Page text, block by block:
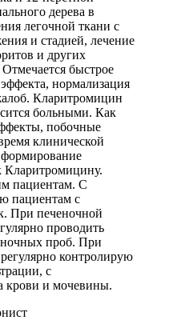
дерева в
легочной ткани с
и стадией, лечение
и других
быстрое
нормализация
Кларитромицин
больными. Как
побочные
клинической
Кларитромицину.
пациентам. С
пациентам с
При печеночной
проводить
проб. При
контролирую
с
крови и мочевины.